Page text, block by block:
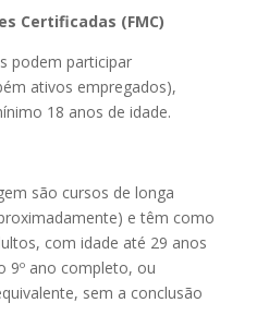
Certificadas (FMC)
podem participar
ativos empregados),
18 anos de idade.
são cursos de longa
e têm como
com idade até 29 anos
9º ano completo, ou
sem a conclusão